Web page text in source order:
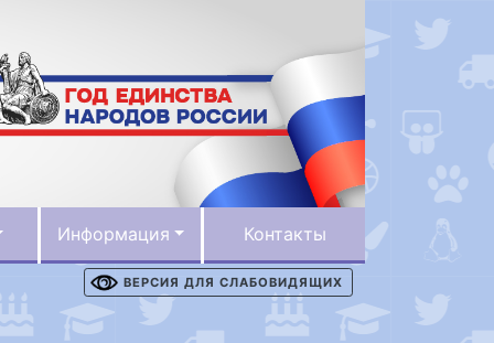
Информация Контакты
ВЕРСИЯ ДЛЯ СЛАБОВИДЯЩИХ